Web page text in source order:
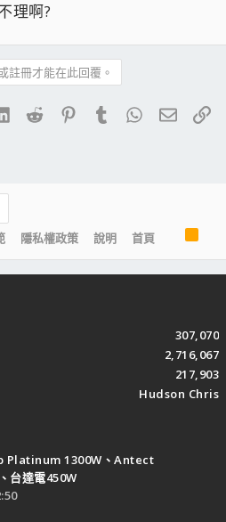
理啊?
註冊才能在此回覆。
LinkedIn
Reddit PinterestTumblrWhatsApp
電子
隱私權政策 說明 首頁
S
307,070
2,716,067
217,903
Hudson Chris
Platinum 1300W、Antect
台達電450W